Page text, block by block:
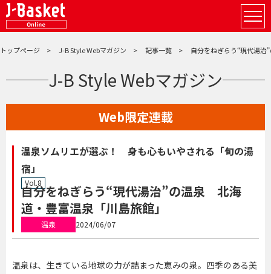
トップページ J-B Style Webマガジン 記事一覧 自分をねぎらう“現代湯
J-B Style Webマガジン
Web限定連載
温泉ソムリエが選ぶ！ 身も心もいやされる「旬の湯
宿」
Vol.8
自分をねぎらう“現代湯治”の温泉 北海
道・豊富温泉「川島旅館」
温泉 2024/06/07
温泉は、生きている地球の力が詰まった恵みの泉。四季のある美